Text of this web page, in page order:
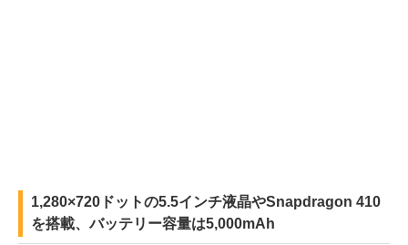
1,280×720ドットの5.5インチ液晶やSnapdragon 410
を搭載、バッテリー容量は5,000mAh